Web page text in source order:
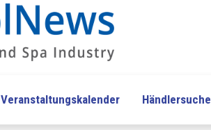
Veranstaltungskalender Händlersuche